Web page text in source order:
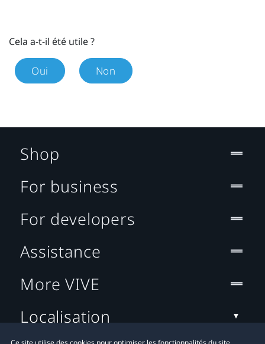
Cela a-t-il été utile ?
Oui Non
Shop
For business
For developers
Assistance
More VIVE
Localisation